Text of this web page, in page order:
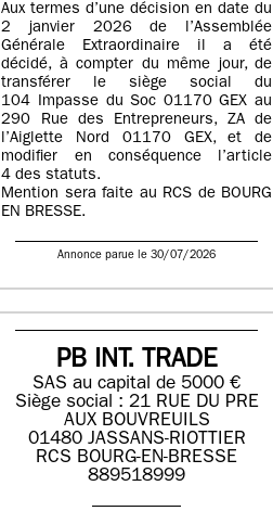
Aux termes d’une décision en date du
2 janvier 2026 de l’Assemblée
Générale Extraordinaire il a été
décidé, à compter du même jour, de
transférer le siège social du
104 Impasse du Soc 01170 GEX au
290 Rue des Entrepreneurs, ZA de
l’Aiglette Nord 01170 GEX, et de
modifier en conséquence l’article
4 des statuts.
Mention sera faite au RCS de BOURG
EN BRESSE.
Annonce parue le 30/07/2026
PB INT. TRADE
SAS au capital de 5000 €
Siège social : 21 RUE DU PRE
AUX BOUVREUILS
01480 JASSANS-RIOTTIER
RCS BOURG-EN-BRESSE
889518999